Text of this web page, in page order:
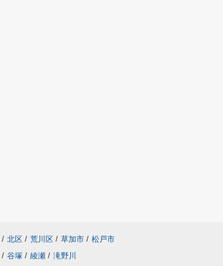
/ 北区 / 荒川区 / 草加市 / 松戸市
/ 谷塚 / 綾瀬 / 滝野川